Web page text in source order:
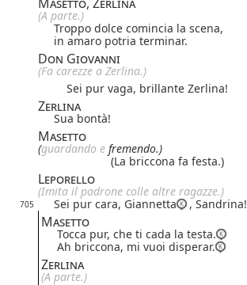
(A parte.)
Troppo dolce comincia la scena,
in amaro potria terminar.
Don Giovanni
(Fa carezze a Zerlina.)
Sei pur vaga, brillante Zerlina!
Zerlina
Sua bontà!
Masetto
(guardando e fremendo.)
(La briccona fa festa.)
Leporello
(Imita il padrone colle altre ragazze.)
705 Sei pur cara, Giannetta , Sandrina!
Masetto
Tocca pur, che ti cada la testa.
Ah briccona, mi vuoi disperar.
Zerlina
(A parte.)